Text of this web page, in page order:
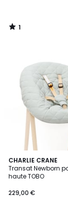
1
/
CHARLIE CRANE
Transat Newborn
haute TOBO
229,00 €